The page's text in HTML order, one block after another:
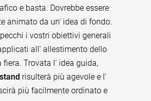
e basta. Dovrebbe essere
animato da un' idea di fondo.
i vostri obiettivi generali
all' allestimento dello
fiera. Trovata l' idea guida,
risulterà più agevole e l'
più facilmente ordinato e